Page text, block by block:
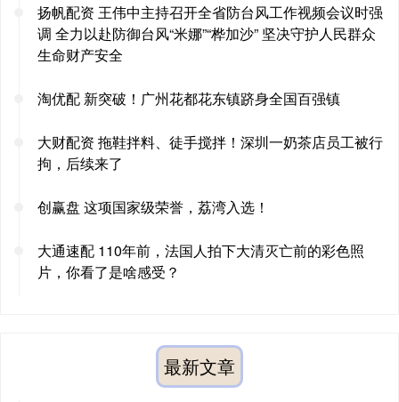
扬帆配资 王伟中主持召开全省防台风工作视频会议时强
调 全力以赴防御台风“米娜”“桦加沙” 坚决守护人民群众
生命财产安全
淘优配 新突破！广州花都花东镇跻身全国百强镇
大财配资 拖鞋拌料、徒手搅拌！深圳一奶茶店员工被行
拘，后续来了
创赢盘 这项国家级荣誉，荔湾入选！
大通速配 110年前，法国人拍下大清灭亡前的彩色照
片，你看了是啥感受？
最新文章